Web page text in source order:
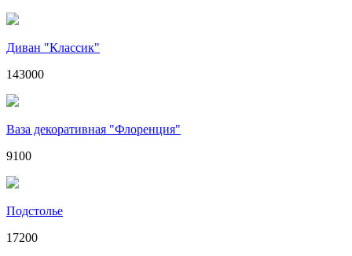
Диван "Классик"
143000
Ваза декоративная "Флоренция"
9100
Подстолье
17200